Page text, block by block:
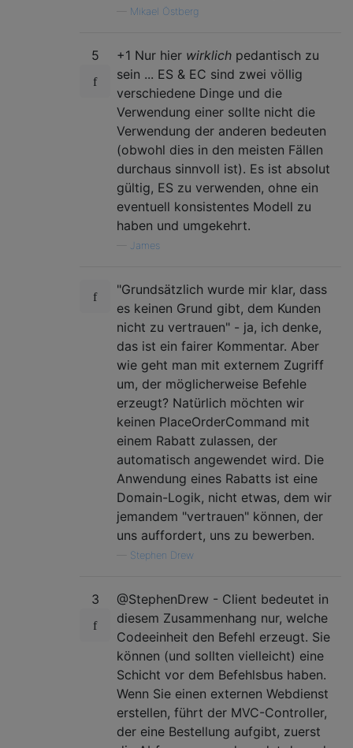
Mikael Östberg
5 +1 Nur hier wirklich pedantisch zu
sein ... ES & EC sind zwei völlig
verschiedene Dinge und die
Verwendung einer sollte nicht die
Verwendung der anderen bedeuten
(obwohl dies in den meisten Fällen
durchaus sinnvoll ist). Es ist absolut
gültig, ES zu verwenden, ohne ein
eventuell konsistentes Modell zu
haben und umgekehrt.
James
"Grundsätzlich wurde mir klar, dass
es keinen Grund gibt, dem Kunden
nicht zu vertrauen" - ja, ich denke,
das ist ein fairer Kommentar. Aber
wie geht man mit externem Zugriff
um, der möglicherweise Befehle
erzeugt? Natürlich möchten wir
keinen PlaceOrderCommand mit
einem Rabatt zulassen, der
automatisch angewendet wird. Die
Anwendung eines Rabatts ist eine
Domain-Logik, nicht etwas, dem wir
jemandem "vertrauen" können, der
uns auffordert, uns zu bewerben.
Stephen Drew
3
@StephenDrew - Client bedeutet in
diesem Zusammenhang nur, welche
Codeeinheit den Befehl erzeugt. Sie
können (und sollten vielleicht) eine
Schicht vor dem Befehlsbus haben.
Wenn Sie einen externen Webdienst
erstellen, führt der MVC-Controller,
der eine Bestellung aufgibt, zuerst